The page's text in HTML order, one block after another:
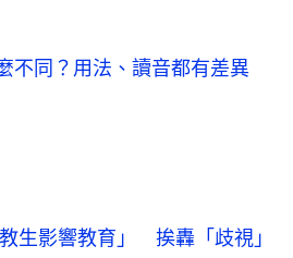
不同？用法、讀音都有差異
生影響教育」　挨轟「歧視」